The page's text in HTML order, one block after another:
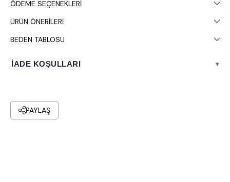
ÖDEME SEÇENEKLERI
ÜRÜN ÖNERILERI
BEDEN TABLOSU
İADE KOŞULLARI ▾
PAYLAŞ